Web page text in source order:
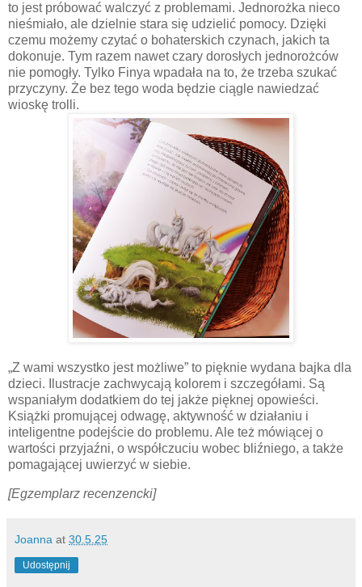
to jest próbować walczyć z problemami. Jednorożka nieco
nieśmiało, ale dzielnie stara się udzielić pomocy. Dzięki
czemu możemy czytać o bohaterskich czynach, jakich ta
dokonuje. Tym razem nawet czary dorosłych jednorożców
nie pomogły. Tylko Finya wpadała na to, że trzeba szukać
przyczyny. Że bez tego woda będzie ciągle nawiedzać
wioskę trolli.
„Z wami wszystko jest możliwe” to pięknie wydana bajka dla
dzieci. Ilustracje zachwycają kolorem i szczegółami. Są
wspaniałym dodatkiem do tej jakże pięknej opowieści.
Książki promującej odwagę, aktywność w działaniu i
inteligentne podejście do problemu. Ale też mówiącej o
wartości przyjaźni, o współczuciu wobec bliźniego, a także
pomagającej uwierzyć w siebie.
[Egzemplarz recenzencki]
Joanna at 30.5.25
Udostępnij